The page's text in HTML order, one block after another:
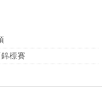
標賽